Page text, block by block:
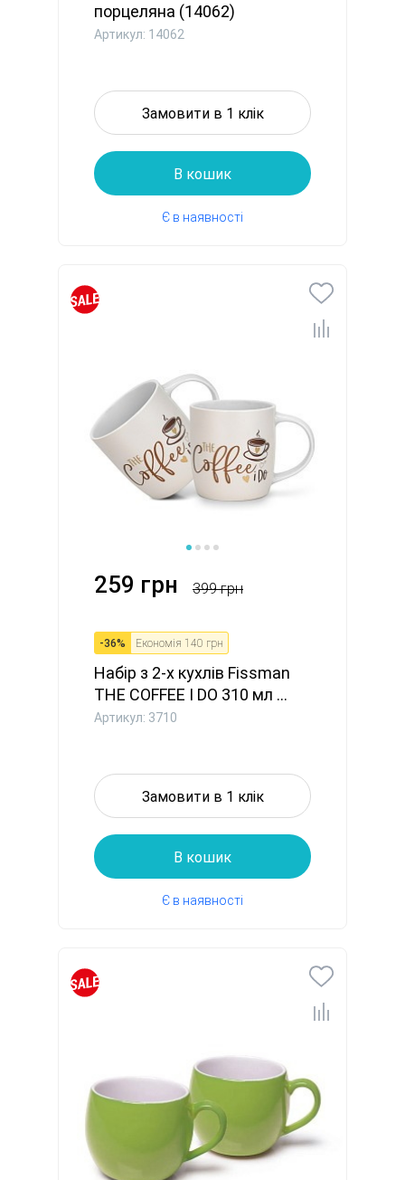
порцеляна (14062)
Артикул: 14062
Замовити в 1 клік
В кошик
Є в наявності
259 грн 399 грн
-36% Економія 140 грн
Набір з 2-х кухлів Fissman
THE COFFEE I DO 310 мл ...
Артикул: 3710
Замовити в 1 клік
В кошик
Є в наявності